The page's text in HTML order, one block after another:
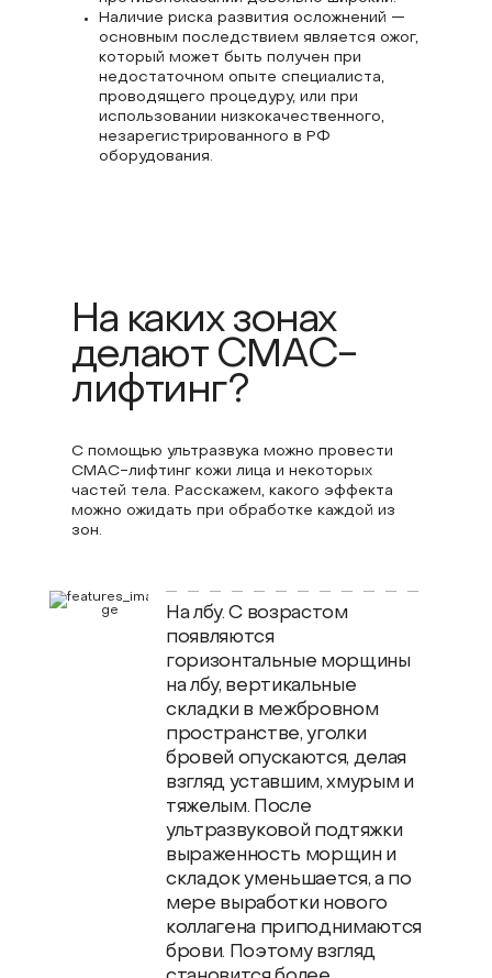
Наличие риска развития осложнений —
основным последствием является ожог,
который может быть получен при
недостаточном опыте специалиста,
проводящего процедуру, или при
использовании низкокачественного,
незарегистрированного в РФ
оборудования.
На каких зонах
делают СМАС-
лифтинг?
С помощью ультразвука можно провести
СМАС-лифтинг кожи лица и некоторых
частей тела. Расскажем, какого эффекта
можно ожидать при обработке каждой из
зон.
На лбу. С возрастом
появляются
горизонтальные морщины
на лбу, вертикальные
складки в межбровном
пространстве, уголки
бровей опускаются, делая
взгляд уставшим, хмурым и
тяжелым. После
ультразвуковой подтяжки
выраженность морщин и
складок уменьшается, а по
мере выработки нового
коллагена приподнимаются
брови. Поэтому взгляд